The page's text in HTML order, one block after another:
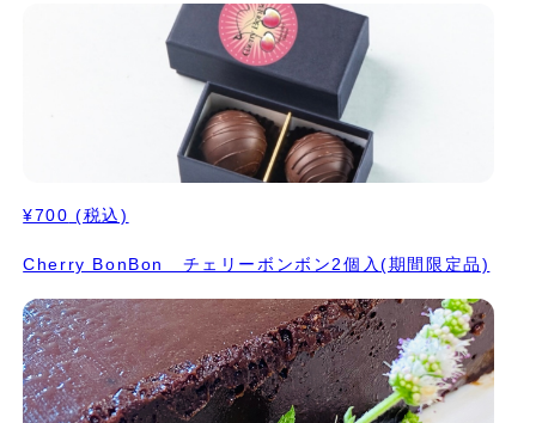
¥700 (税込)
Cherry BonBon チェリーボンボン2個入(期間限定品)